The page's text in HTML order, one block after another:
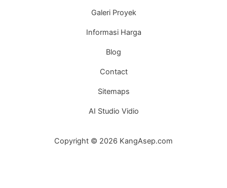
Galeri Proyek
Informasi Harga
Blog
Contact
Sitemaps
AI Studio Vidio
Copyright © 2026 KangAsep.com